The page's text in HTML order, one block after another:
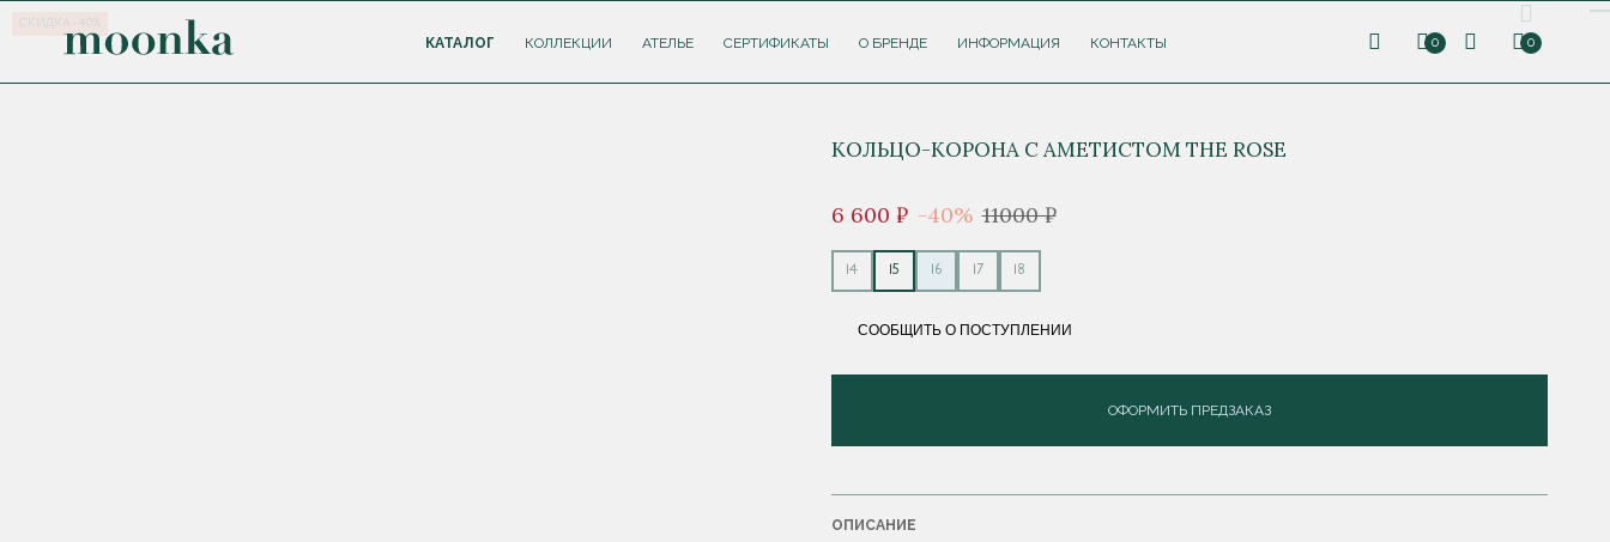
КАТАЛОГ КОЛЛЕКЦИИ АТЕЛЬЕ СЕРТИФИКАТЫ О БРЕНДЕ ИНФОРМАЦИЯ КОНТАКТЫ 0 0
СКИДКА -40%
КОЛЬЦО-КОРОНА С АМЕТИСТОМ THE ROSE
6 600 ₽ -40% 11000 ₽
14 15 16 17 18
СООБЩИТЬ О ПОСТУПЛЕНИИ
ОФОРМИТЬ ПРЕДЗАКАЗ
ОПИСАНИЕ